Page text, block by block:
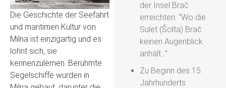
Die Geschichte der Seefahrt
und maritimen Kultur von
Milna ist einzigartig und es
lohnt sich, sie
kennenzulernen. Berühmte
Segelschiffe wurden in
der Insel Brač
erreichten: “Wo die
Sulet (Šolta) Brač
keinen Augenblick
anhält…”
Zu Beginn des 15.
Jahrhunderts